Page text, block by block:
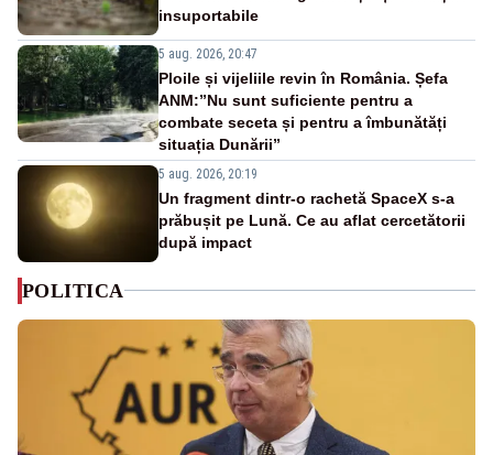
insuportabile
5 aug. 2026, 20:47
Ploile și vijeliile revin în România. Șefa
ANM:”Nu sunt suficiente pentru a
combate seceta și pentru a îmbunătăți
situația Dunării”
5 aug. 2026, 20:19
Un fragment dintr-o rachetă SpaceX s-a
prăbușit pe Lună. Ce au aflat cercetătorii
după impact
POLITICA